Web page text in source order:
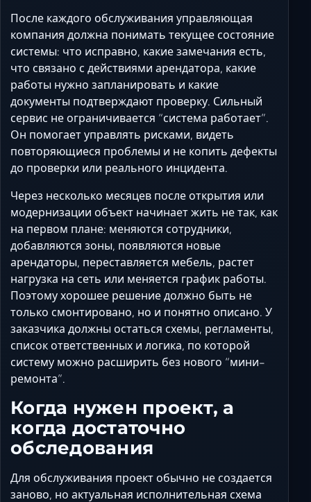
После каждого обслуживания управляющая
компания должна понимать текущее состояние
системы: что исправно, какие замечания есть,
что связано с действиями арендатора, какие
работы нужно запланировать и какие
документы подтверждают проверку. Сильный
сервис не ограничивается “система работает”.
Он помогает управлять рисками, видеть
повторяющиеся проблемы и не копить дефекты
до проверки или реального инцидента.
Через несколько месяцев после открытия или
модернизации объект начинает жить не так, как
на первом плане: меняются сотрудники,
добавляются зоны, появляются новые
арендаторы, переставляется мебель, растет
нагрузка на сеть или меняется график работы.
Поэтому хорошее решение должно быть не
только смонтировано, но и понятно описано. У
заказчика должны остаться схемы, регламенты,
список ответственных и логика, по которой
систему можно расширить без нового “мини-
ремонта”.
Когда нужен проект, а
когда достаточно
обследования
Для обслуживания проект обычно не создается
заново, но актуальная исполнительная схема